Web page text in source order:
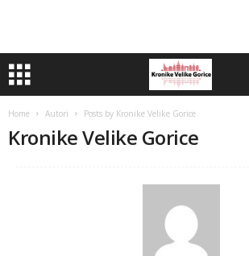
Home Autori Posts by Kronike Velike Gorice
Kronike Velike Gorice